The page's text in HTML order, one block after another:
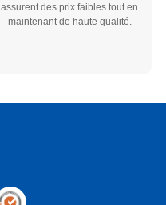
assurent des prix faibles tout en
maintenant de haute qualité.